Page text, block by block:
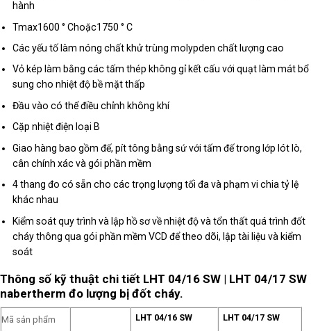
hành
Tmax1600 ° Choặc1750 ° C
Các yếu tố làm nóng chất khử trùng molypden chất lượng cao
Vỏ kép làm bằng các tấm thép không gỉ kết cấu với quạt làm mát bổ
sung cho nhiệt độ bề mặt thấp
Đầu vào có thể điều chỉnh không khí
Cặp nhiệt điện loại B
Giao hàng bao gồm đế, pít tông bằng sứ với tấm đế trong lớp lót lò,
cân chính xác và gói phần mềm
4 thang đo có sẵn cho các trọng lượng tối đa và phạm vi chia tỷ lệ
khác nhau
Kiểm soát quy trình và lập hồ sơ về nhiệt độ và tổn thất quá trình đốt
cháy thông qua gói phần mềm VCD để theo dõi, lập tài liệu và kiểm
soát
Thông số kỹ thuật chi tiết LHT 04/16 SW | LHT 04/17 SW
nabertherm đo lượng bị đốt cháy.
Mã sản phẩm LHT 04/16 SW LHT 04/17 SW